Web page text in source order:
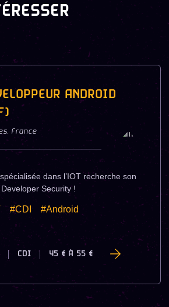
ANDROID
, France
dans l’IOT recherche son
Security !
#CDI #Android
CDI 45 € À 55 €